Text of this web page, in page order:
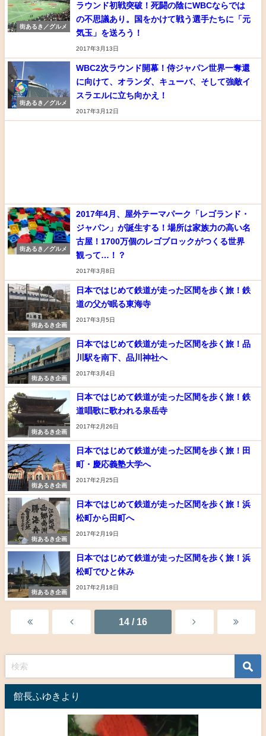
街あるき／グルメ
ラウンド初戦突破！死闘の陰にWBCならでは
の不思議あり。国をかけて戦う選手たちに「元
気玉」を送ろう！
2017年3月13日
街あるき／グルメ
WBC2次ラウンド開幕！侍ジャパン世界一奪還
に向けて、オランダ、キューバ、そして強敵イ
スラエルに立ち向かえ！
2017年3月12日
街あるき／グルメ
2017年4月、屋外テーマパーク「レゴランド・
ジャパン」が誕生する！場所は家族力の高い名
古屋！1700万個のレゴブロックがつくる世界
観って…！？
2017年3月8日
街あるき企画
日本ではじめて鉄道が走った区間を歩く旅！鉄
道の父が眠る東海寺
2017年3月5日
街あるき企画
日本ではじめて鉄道が走った区間を歩く旅！品
川駅を南下、品川神社へ
2017年3月4日
街あるき企画
日本ではじめて鉄道が走った区間を歩く旅！鉄
道唱歌に歌われる泉岳寺
2017年2月26日
街あるき企画
日本ではじめて鉄道が走った区間を歩く旅！田
町・慶応義塾大学へ
2017年2月25日
街あるき企画
日本ではじめて鉄道が走った区間を歩く旅！浜
松町から田町へ
2017年2月19日
街あるき企画
日本ではじめて鉄道が走った区間を歩く旅！浜
松町でひと休み
2017年2月18日
14 / 16
館長ふゆきより